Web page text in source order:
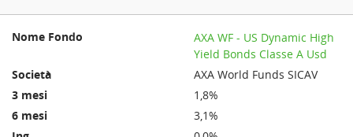
AXA WF - US Dynamic High
Yield Bonds Classe A Usd
AXA World Funds SICAV
1,8%
3,1%